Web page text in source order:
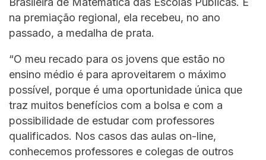
na premiação regional, ela recebeu, no ano
passado, a medalha de prata.
“O meu recado para os jovens que estão no
ensino médio é para aproveitarem o máximo
possível, porque é uma oportunidade única que
traz muitos benefícios com a bolsa e com a
possibilidade de estudar com professores
qualificados. Nos casos das aulas on-line,
conhecemos professores e colegas de outros